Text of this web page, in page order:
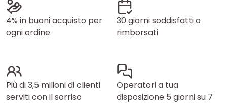
4% in buoni acquisto per
ogni ordine
30 giorni soddisfatti o
rimborsati
Più di 3,5 milioni di clienti
serviti con il sorriso
Operatori a tua
disposizione 5 giorni su 7